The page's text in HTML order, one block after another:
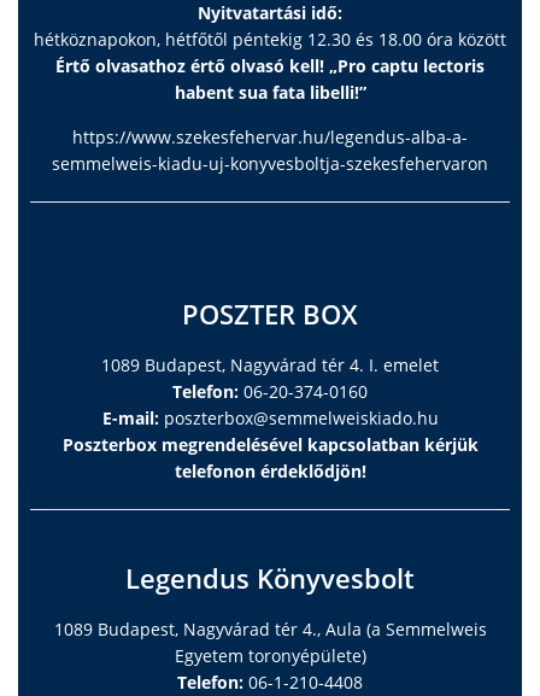
Nyitvatartási idő:
hétköznapokon, hétfőtől péntekig 12.30 és 18.00 óra között
Értő olvasathoz értő olvasó kell! „Pro captu lectoris
habent sua fata libelli!”
https://www.szekesfehervar.hu/legendus-alba-a-
semmelweis-kiadu-uj-konyvesboltja-szekesfehervaron
POSZTER BOX
1089 Budapest, Nagyvárad tér 4. I. emelet
Telefon: 06-20-374-0160
E-mail: poszterbox@semmelweiskiado.hu
Poszterbox megrendelésével kapcsolatban kérjük
telefonon érdeklődjön!
Legendus Könyvesbolt
1089 Budapest, Nagyvárad tér 4., Aula (a Semmelweis
Egyetem toronyépülete)
Telefon: 06-1-210-4408